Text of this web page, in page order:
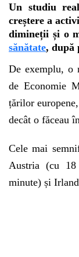
Un studiu
creștere a
dimineții și o
sănătate, după
De exemplu, o
de Economie
țărilor
decât o făceau
Cele mai
Austria (cu 18
minute) și